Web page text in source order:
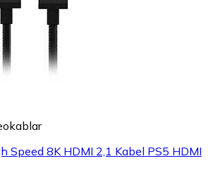
Speed 8K HDMI 2,1 Kabel PS5 HDMI